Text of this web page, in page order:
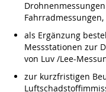
Fahrradmessungen,
als Ergänzung
Messstationen zur
von Luv /Lee-
zur kurzfristigen